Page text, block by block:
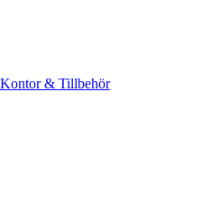
Kontor & Tillbehör